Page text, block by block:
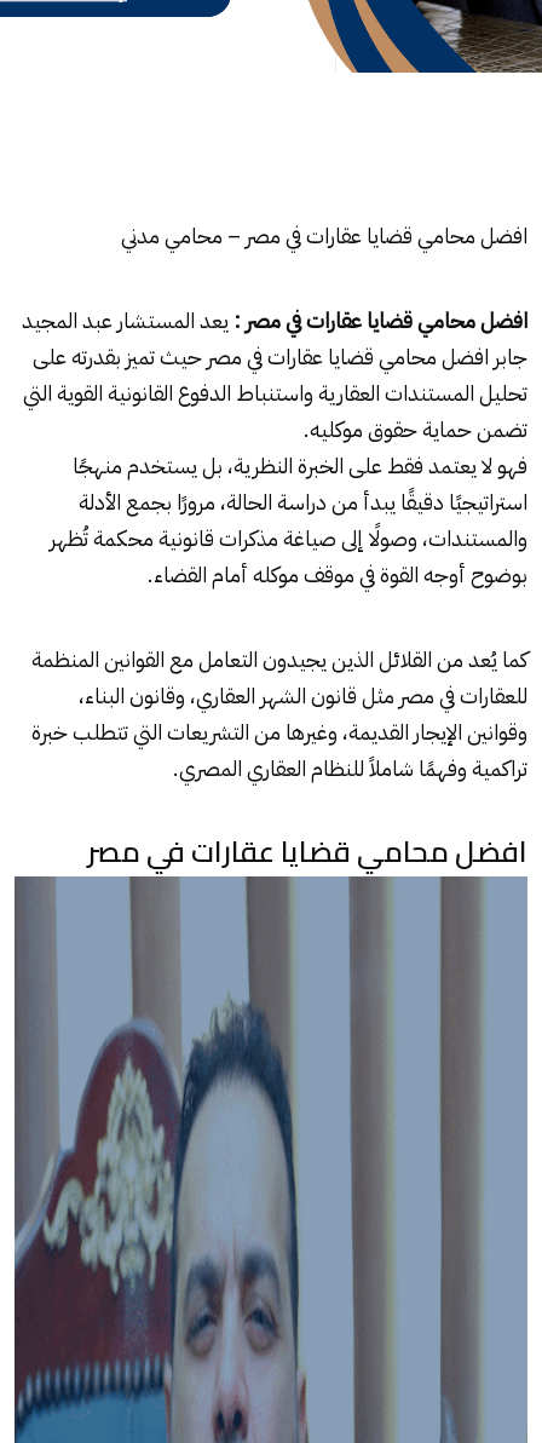
افضل محامي قضايا عقارات في مصر – محامي مدني
افضل محامي قضايا عقارات في مصر : يعد المستشار عبد المجيد
جابر افضل محامي قضايا عقارات في مصر حيث تميز بقدرته على
تحليل المستندات العقارية واستنباط الدفوع القانونية القوية التي
تضمن حماية حقوق موكليه.
فهو لا يعتمد فقط على الخبرة النظرية، بل يستخدم منهجًا
استراتيجيًا دقيقًا يبدأ من دراسة الحالة، مرورًا بجمع الأدلة
والمستندات، وصولًا إلى صياغة مذكرات قانونية محكمة تُظهر
بوضوح أوجه القوة في موقف موكله أمام القضاء.
كما يُعد من القلائل الذين يجيدون التعامل مع القوانين المنظمة
للعقارات في مصر مثل قانون الشهر العقاري، وقانون البناء،
وقوانين الإيجار القديمة، وغيرها من التشريعات التي تتطلب خبرة
تراكمية وفهمًا شاملاً للنظام العقاري المصري.
افضل محامي قضايا عقارات في مصر